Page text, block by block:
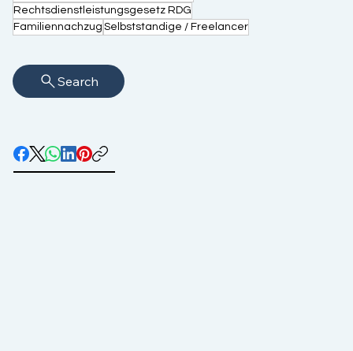
Rechtsdienstleistungsgesetz RDG
Familiennachzug Selbststandige / Freelancer
Search